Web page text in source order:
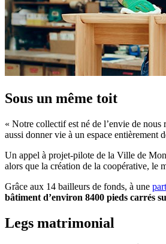
Sous un même toit
« Notre collectif est né de l’envie de
aussi donner vie à un espace entièrement
Un appel à projet-pilote de la Ville de
alors que la création de la coopérative, le
Grâce aux 14 bailleurs de fonds, à une
bâtiment d’environ 8400 pieds carrés
Legs matrimonial